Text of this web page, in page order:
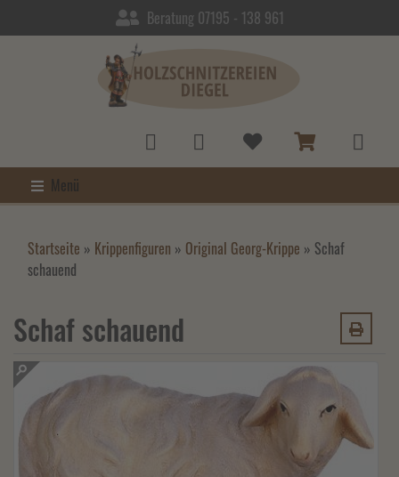
Beratung 07195 - 138 961
Menü
Startseite » Krippenfiguren » Original Georg-Krippe » Schaf
schauend
Schaf schauend